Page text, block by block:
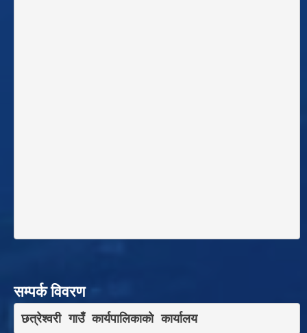
सम्पर्क विवरण
छत्रेश्वरी गाउँ कार्यपालिकाकाे कार्यालय